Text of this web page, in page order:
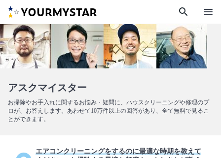
search menu
アスクマイスター
お掃除やお手入れに関するお悩み・疑問に、ハウスクリーニングや修理のプ
ロが、お答えします。あわせて10万件以上の回答があり、全て無料で見るこ
とができます。
エアコンクリーニングをするのに最適な時期を教えて